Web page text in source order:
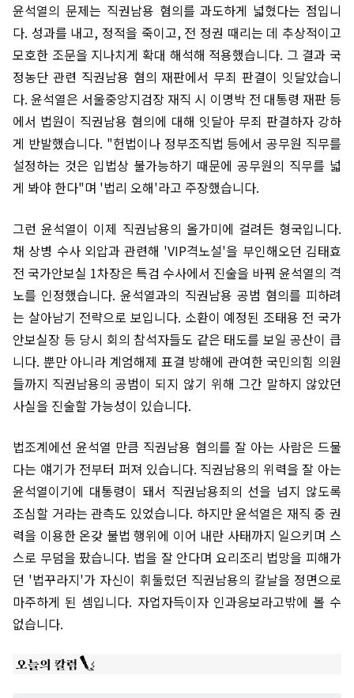
윤석열의 문제는 직권남용 혐의를 과도하게 넓혔다는 점입니
다. 성과를 내고, 정적을 죽이고, 전 정권 때리는 데 추상적이고
모호한 조문을 지나치게 확대 해석해 적용했습니다. 그 결과 국
정농단 관련 직권남용 혐의 재판에서 무죄 판결이 잇달았습니
다. 윤석열은 서울중앙지검장 재직 시 이명박 전 대통령 재판 등
에서 법원이 직권남용 혐의에 대해 잇달아 무죄 판결하자 강하
게 반발했습니다. "헌법이나 정부조직법 등에서 공무원 직무를
설정하는 것은 입법상 불가능하기 때문에 공무원의 직무를 넓
게 봐야 한다"며 '법리 오해'라고 주장했습니다.
그런 윤석열이 이제 직권남용의 올가미에 걸려든 형국입니다.
채 상병 수사 외압과 관련해 'VIP격노설'을 부인해오던 김태효
전 국가안보실 1차장은 특검 수사에서 진술을 바꿔 윤석열의 격
노를 인정했습니다. 윤석열과의 직권남용 공범 혐의를 피하려
는 살아남기 전략으로 보입니다. 소환이 예정된 조태용 전 국가
안보실장 등 당시 회의 참석자들도 같은 태도를 보일 공산이 큽
니다. 뿐만 아니라 계엄해제 표결 방해에 관여한 국민의힘 의원
들까지 직권남용의 공범이 되지 않기 위해 그간 말하지 않았던
사실을 진술할 가능성이 있습니다.
법조계에선 윤석열 만큼 직권남용 혐의를 잘 아는 사람은 드물
다는 얘기가 전부터 퍼져 있습니다. 직권남용의 위력을 잘 아는
윤석열이기에 대통령이 돼서 직권남용죄의 선을 넘지 않도록
조심할 거라는 관측도 있었습니다. 하지만 윤석열은 재직 중 권
력을 이용한 온갖 불법 행위에 이어 내란 사태까지 일으키며 스
스로 무덤을 팠습니다. 법을 잘 안다며 요리조리 법망을 피해가
던 '법꾸라지'가 자신이 휘둘렀던 직권남용의 칼날을 정면으로
마주하게 된 셈입니다. 자업자득이자 인과응보라고밖에 볼 수
없습니다.